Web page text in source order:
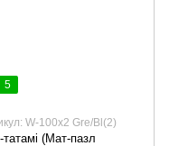
5
W-100х2 Gre/Bl(2)
(Мат-пазл